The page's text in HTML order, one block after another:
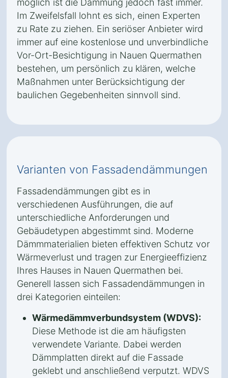
möglich ist die Dämmung jedoch fast immer.
Im Zweifelsfall lohnt es sich, einen Experten
zu Rate zu ziehen. Ein seriöser Anbieter wird
immer auf eine kostenlose und unverbindliche
Vor-Ort-Besichtigung in Nauen Quermathen
bestehen, um persönlich zu klären, welche
Maßnahmen unter Berücksichtigung der
baulichen Gegebenheiten sinnvoll sind.
Varianten von Fassadendämmungen
Fassadendämmungen gibt es in
verschiedenen Ausführungen, die auf
unterschiedliche Anforderungen und
Gebäudetypen abgestimmt sind. Moderne
Dämmmaterialien bieten effektiven Schutz vor
Wärmeverlust und tragen zur Energieeffizienz
Ihres Hauses in Nauen Quermathen bei.
Generell lassen sich Fassadendämmungen in
drei Kategorien einteilen:
Wärmedämmverbundsystem (WDVS):
Diese Methode ist die am häufigsten
verwendete Variante. Dabei werden
Dämmplatten direkt auf die Fassade
geklebt und anschließend verputzt. WDVS